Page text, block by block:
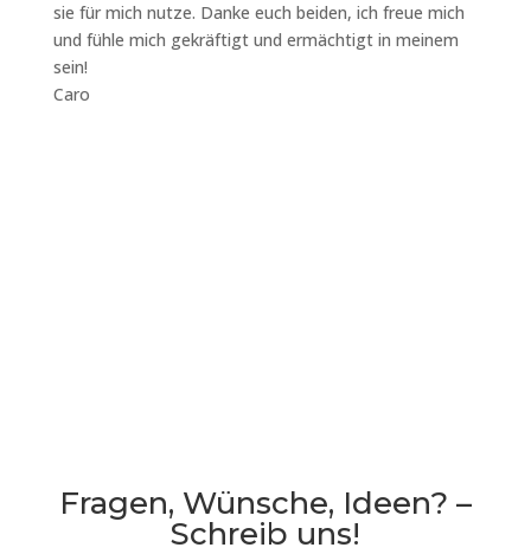
sie für mich nutze. Danke euch beiden, ich freue mich
und fühle mich gekräftigt und ermächtigt in meinem
sein!
Caro
Fragen, Wünsche, Ideen? –
Schreib uns!